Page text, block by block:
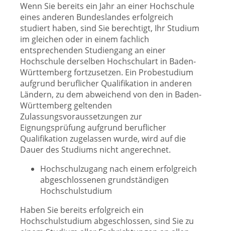
Wenn Sie bereits ein Jahr an einer Hochschule
eines anderen Bundeslandes erfolgreich
studiert haben, sind Sie berechtigt, Ihr Studium
im gleichen oder in einem fachlich
entsprechenden Studiengang an einer
Hochschule derselben Hochschulart in Baden-
Württemberg fortzusetzen. Ein Probestudium
aufgrund beruflicher Qualifikation in anderen
Ländern, zu dem abweichend von den in Baden-
Württemberg geltenden
Zulassungsvoraussetzungen zur
Eignungsprüfung aufgrund beruflicher
Qualifikation zugelassen wurde, wird auf die
Dauer des Studiums nicht angerechnet.
Hochschulzugang nach einem erfolgreich
abgeschlossenen grundständigen
Hochschulstudium
Haben Sie bereits erfolgreich ein
Hochschulstudium abgeschlossen, sind Sie zu